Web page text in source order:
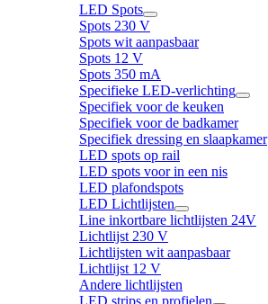
LED Spots
Spots 230 V
Spots wit aanpasbaar
Spots 12 V
Spots 350 mA
Specifieke LED-verlichting
Specifiek voor de keuken
Specifiek voor de badkamer
Specifiek dressing en slaapkamer
LED spots op rail
LED spots voor in een nis
LED plafondspots
LED Lichtlijsten
Line inkortbare lichtlijsten 24V
Lichtlijst 230 V
Lichtlijsten wit aanpasbaar
Lichtlijst 12 V
Andere lichtlijsten
LED strips en profielen